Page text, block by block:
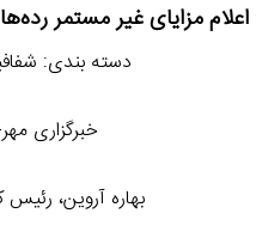
اعلام مزایای غیر مستمر
دسته بندی:
خبرگزاری مهر-۱۳ اردیبهشت‌ماهِ
بهاره آروین،